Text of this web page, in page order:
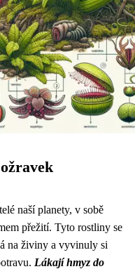
naší planety, v sobě
přežití. Tyto rostliny se
na živiny a vyvinuly si
Lákají hmyz do